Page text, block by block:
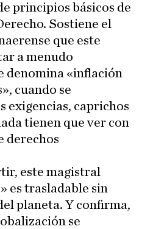
principios básicos de
Sostiene el
que este
a menudo
denomina «inflación
cuando se
exigencias, caprichos
tienen que ver con
derechos
este magistral
es trasladable sin
planeta. Y confirma,
se